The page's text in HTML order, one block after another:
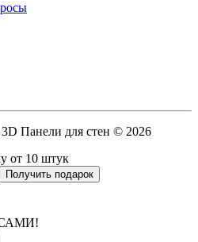
Панели для стен © 2026
от 10 штук
Получить подарок